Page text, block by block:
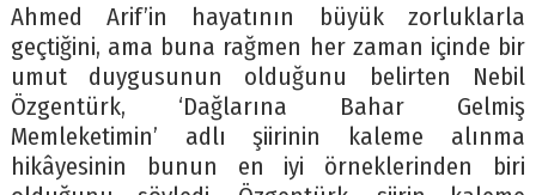
Ahmed Arif’in hayatının büyük zorluklarla
geçtiğini, ama buna rağmen her zaman içinde bir
umut duygusunun olduğunu belirten Nebil
Özgentürk, ‘Dağlarına Bahar Gelmiş
Memleketimin’ adlı şiirinin kaleme alınma
hikâyesinin bunun en iyi örneklerinden biri